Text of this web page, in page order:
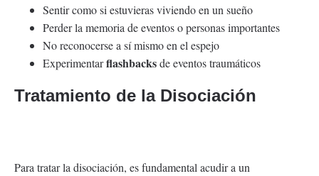
Sentir como si estuvieras viviendo en un sueño
Perder la memoria de eventos o personas importantes
No reconocerse a sí mismo en el espejo
Experimentarflashbacksde eventos traumáticos
Tratamiento de la Disociación
Para tratar la disociación, es fundamental acudir a un